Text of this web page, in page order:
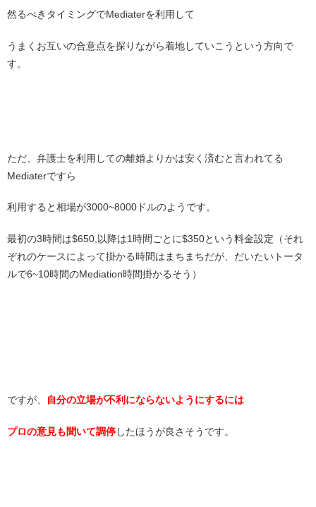
然るべきタイミングでMediaterを利用して
うまくお互いの合意点を探りながら着地していこうという方向で
す。
ただ、弁護士を利用しての離婚よりかは安く済むと言われてる
Mediaterですら
利用すると相場が3000~8000ドルのようです。
最初の3時間は$650,以降は1時間ごとに$350という料金設定（それ
ぞれのケースによって掛かる時間はまちまちだが、だいたいトータ
ルで6~10時間のMediation時間掛かるそう）
ですが、 自分の立場が不利にならないようにするには
プロの意見も聞いて調停したほうが良さそうです。